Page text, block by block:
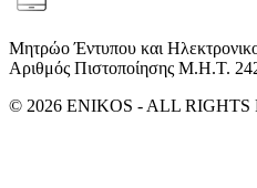
Μητρώο Έντυπου και
Αριθμός Πιστοποίησης Μ.Η.Τ.
© 2026 ENIKOS - ALL RIGHTS